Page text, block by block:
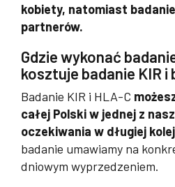
kobiety, natomiast
partnerów.
Gdzie wykonać
kosztuje badanie KIR i
Badanie KIR i HLA-C
całej Polskiw jednej z
oczekiwania w długiej
badanie umawiamy na
dniowym wyprzedzeniem.